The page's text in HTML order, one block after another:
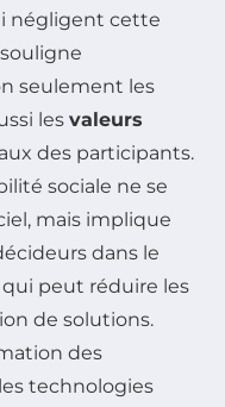
négligent cette
seulement les
les valeurs
des participants.
sociale ne se
mais implique
dans le
peut réduire les
de solutions.
des
technologies